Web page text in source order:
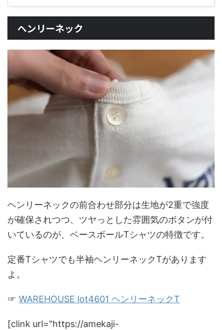
ヘンリーネック
ヘンリーネックの前合わせ部分は生地が2重で強度
が確保されつつ、ツヤっとした雰囲気のボタンが付
いているのが、ベースボールTシャツの特徴です。
定番Tシャツでも半袖ヘンリーネックTがあります
よ。
☞ WAREHOUSE lot4601 ヘンリーネックT
[clink url="https://amekaji-